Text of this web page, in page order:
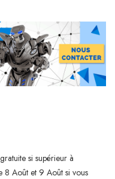
si supérieur à
8 Août et 9 Août si vous